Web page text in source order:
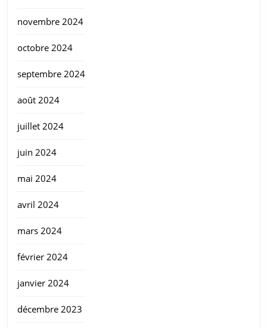
novembre 2024
octobre 2024
septembre 2024
août 2024
juillet 2024
juin 2024
mai 2024
avril 2024
mars 2024
février 2024
janvier 2024
décembre 2023